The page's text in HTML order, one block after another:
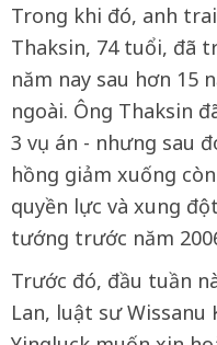
Trong khi đó, anh
Thaksin, 74 tuổi, đã
năm nay sau hơn 15
ngoài. Ông Thaksin
3 vụ án - nhưng sau
hồng giảm xuống
quyền lực và xung
tướng trước năm
Trước đó, đầu tuần
Lan, luật sư Wissanu